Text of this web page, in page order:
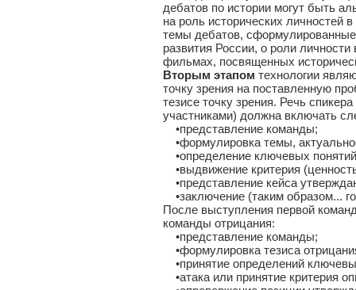
дебатов по истории могут быть
на роль исторических личностей
темы дебатов,
развития России, о роли
фильмах, посвященных
Вторым этапом технологии
точку зрения на поставленную
тезисе точку зрения. Речь
участниками) должна включать
•представление команды;
•формулировка темы,
•определение ключевых
•выдвижение критерия
•представление кейса
•заключение (таким образом...
После выступления первой
команды отрицания:
•представление команды;
•формулировка тезиса
•принятие определений
•атака или принятие критерия